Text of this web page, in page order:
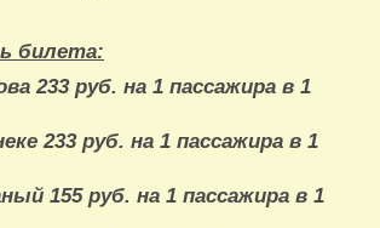
билета:
233 руб. на 1 пассажира в 1
233 руб. на 1 пассажира в 1
155 руб. на 1 пассажира в 1